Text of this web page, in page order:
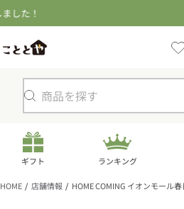
コ
ン
テ
夏ギフト 10％OFF キャ
検
ギフト ランキング
HOME 店舗情報 HOME COMING イオンモール